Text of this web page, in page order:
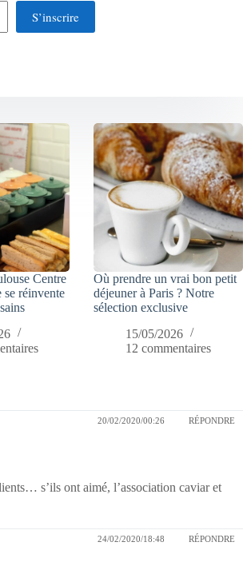
S’inscrire
Centre
réinvente
Où prendre un vrai bon petit
déjeuner à Paris ? Notre
sélection exclusive
15/05/2026
12 commentaires
20/02/2020/00:26 RÉPONDRE
s’ils ont aimé, l’association caviar et
24/02/2020/18:48 RÉPONDRE